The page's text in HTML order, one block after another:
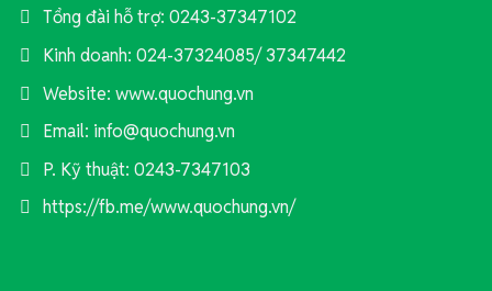
Tổng đài hỗ trợ: 0243-37347102
Kinh doanh: 024-37324085/ 37347442
Website: www.quochung.vn
Email: info@quochung.vn
P. Kỹ thuật: 0243-7347103
https://fb.me/www.quochung.vn/